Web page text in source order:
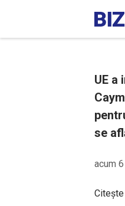
UE a
se
acum